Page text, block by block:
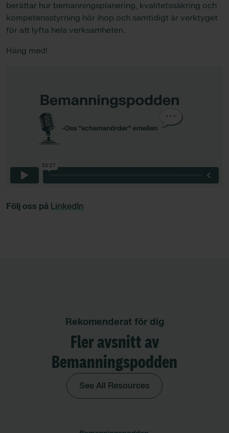
berättar hur bemanningsplanering, kvalitetssäkring och
kompetensstyrning hör ihop och samtidigt är verktyget
för att lyfta hela verksamheten.
Häng med!
Följ oss på LinkedIn
Rekomenderat för dig
Fler avsnitt av
Bemanningspodden
See All Resources